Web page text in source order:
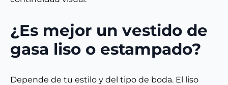
¿Es mejor un vestido de
gasa liso o estampado?
Depende de tu estilo y del tipo de boda. El liso